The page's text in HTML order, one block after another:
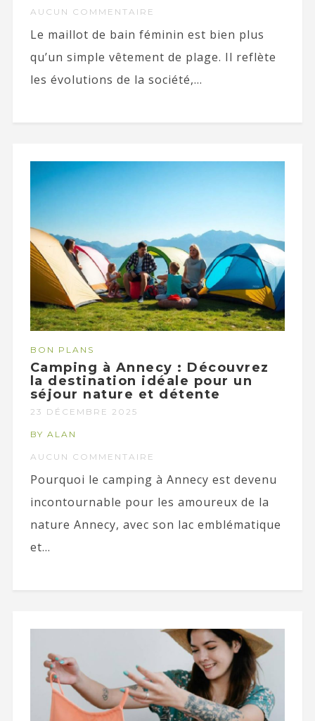
AUCUN COMMENTAIRE
Le maillot de bain féminin est bien plus
qu’un simple vêtement de plage. Il reflète
les évolutions de la société,...
BON PLANS
Camping à Annecy : Découvrez
la destination idéale pour un
séjour nature et détente
23 DÉCEMBRE 2025
BY ALAN
AUCUN COMMENTAIRE
Pourquoi le camping à Annecy est devenu
incontournable pour les amoureux de la
nature Annecy, avec son lac emblématique
et...